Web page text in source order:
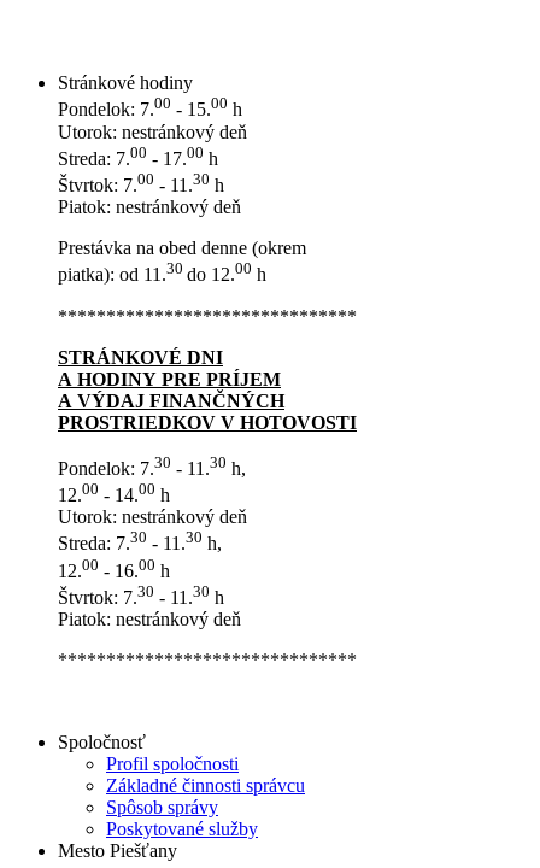
Stránkové hodiny
Pondelok: 7.00 - 15.00 h
Utorok: nestránkový deň
Streda: 7.00 - 17.00 h
Štvrtok: 7.00 - 11.30 h
Piatok: nestránkový deň
Prestávka na obed denne (okrem
piatka): od 11.30 do 12.00 h
*******************************
STRÁNKOVÉ DNI
A HODINY PRE PRÍJEM
A VÝDAJ FINANČNÝCH
PROSTRIEDKOV V HOTOVOSTI
Pondelok: 7.30 - 11.30 h,
12.00 - 14.00 h
Utorok: nestránkový deň
Streda: 7.30 - 11.30 h,
12.00 - 16.00 h
Štvrtok: 7.30 - 11.30 h
Piatok: nestránkový deň
*******************************
Spoločnosť
Profil spoločnosti
Základné činnosti správcu
Spôsob správy
Poskytované služby
Mesto Piešťany